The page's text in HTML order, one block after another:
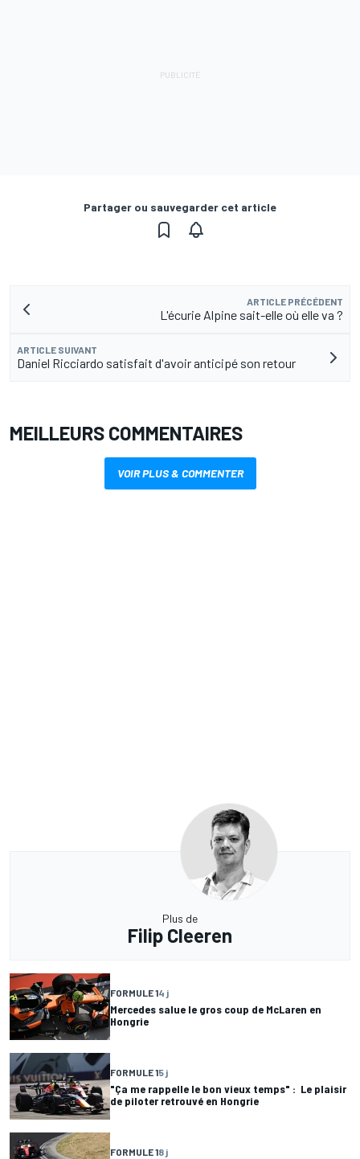
Partager ou sauvegarder cet article
ARTICLE PRÉCÉDENT
L'écurie Alpine sait-elle où elle va ?
ARTICLE SUIVANT
Daniel Ricciardo satisfait d'avoir anticipé son retour
MEILLEURS COMMENTAIRES
VOIR PLUS & COMMENTER
Plus de
Filip Cleeren
FORMULE 14 j
Mercedes salue le gros coup de McLaren en
Hongrie
FORMULE 15 j
"Ça me rappelle le bon vieux temps" : Le plaisir
de piloter retrouvé en Hongrie
FORMULE 18 j